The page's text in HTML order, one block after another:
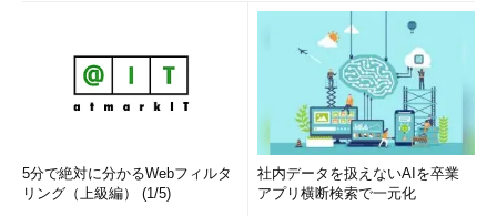
5分で絶対に分かるWebフィルタ
リング（上級編） (1/5)
社内データを扱えないAIを卒業
アプリ横断検索で一元化